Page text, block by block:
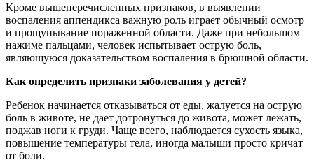
Кроме вышеперечисленных признаков, в выявлении
воспаления аппендикса важную роль играет обычный осмотр
и прощупывание пораженной области. Даже при небольшом
нажиме пальцами, человек испытывает острую боль,
являющуюся доказательством воспаления в брюшной области.
Как определить признаки заболевания у детей?
Ребенок начинается отказываться от еды, жалуется на острую
боль в животе, не дает дотронуться до живота, может лежать,
поджав ноги к груди. Чаще всего, наблюдается сухость языка,
повышение температуры тела, иногда малыши просто кричат
от боли.